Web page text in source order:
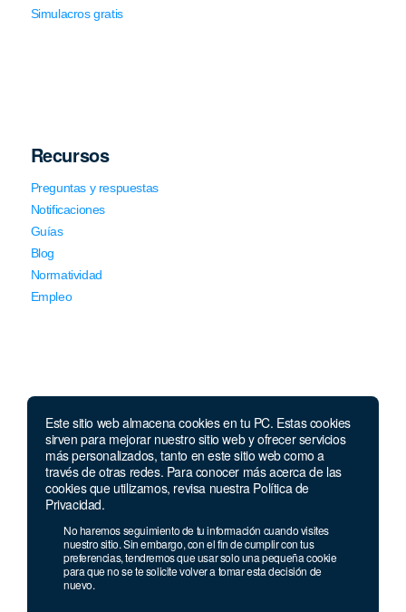
Este sitio web almacena cookies en tu PC. Estas cookies
sirven para mejorar nuestro sitio web y ofrecer servicios
más personalizados, tanto en este sitio web como a
través de otras redes. Para conocer más acerca de las
cookies que utilizamos, revisa nuestra Política de
Privacidad.
No haremos seguimiento de tu información cuando visites
nuestro sitio. Sin embargo, con el fin de cumplir con tus
preferencias, tendremos que usar solo una pequeña cookie
para que no se te solicite volver a tomar esta decisión de
nuevo.
Simulacros gratis
Recursos
Preguntas y respuestas
Notificaciones
Guías
Blog
Normatividad
Empleo
Llámanos
Lunes a jueves de 7 a.m.
a 5:00 p.m. Viernes de
7 a.m. a 4 p.m. Sábados de 8 a.m. a 2 p.m.
Celular y Whatsapp:333 033 40 39
Bogotá:381 92 69